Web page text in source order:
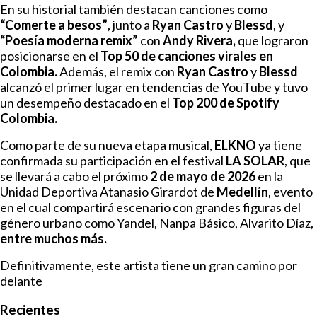
En su historial también destacan canciones como
“Comerte a besos”, junto a Ryan CastroyBlessd, y
“Poesía moderna remix” conAndy Rivera,que lograron
posicionarse en el Top 50 de canciones virales en
Colombia.Además, el remix con Ryan CastroyBlessd
alcanzó el primer lugar en tendencias de YouTube y tuvo
un desempeño destacado en el Top 200 de Spotify
Colombia.
Como parte de su nueva etapa musical, ELKNOya tiene
confirmada su participación en el festival LA SOLAR, que
se llevará a cabo el próximo2 de mayo de 2026en la
Unidad Deportiva Atanasio Girardot de Medellín, evento
en el cual compartirá escenario con grandes figuras del
género urbano como Yandel, Nanpa Básico, Alvarito Díaz,
entre muchos más.
Definitivamente, este artista tiene un gran camino por
delante
Recientes